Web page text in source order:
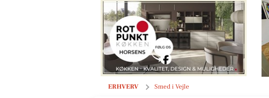
ERHVERV Smed i Vejle
C. KRISTIANSEN SMEDE- OG MASKINVÆRKSTED ApS